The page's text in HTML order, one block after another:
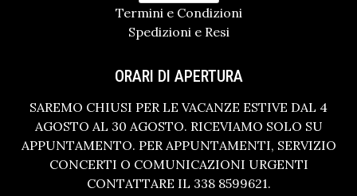
Termini e Condizioni
Spedizioni e Resi
ORARI DI APERTURA
SAREMO CHIUSI PER LE VACANZE ESTIVE DAL 4
AGOSTO AL 30 AGOSTO. RICEVIAMO SOLO SU
APPUNTAMENTO. PER APPUNTAMENTI, SERVIZIO
CONCERTI O COMUNICAZIONI URGENTI
CONTATTARE IL 338 8599621.